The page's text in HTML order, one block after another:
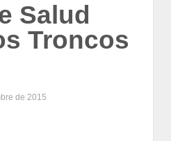
Salud
Troncos
de 2015